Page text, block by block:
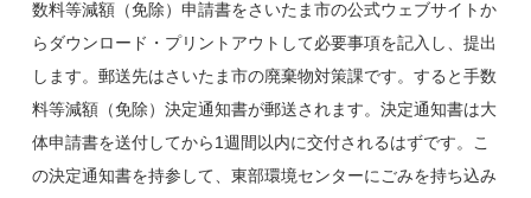
数料等減額（免除）申請書をさいたま市の公式ウェブサイトか
らダウンロード・プリントアウトして必要事項を記入し、提出
します。郵送先はさいたま市の廃棄物対策課です。すると手数
料等減額（免除）決定通知書が郵送されます。決定通知書は大
体申請書を送付してから1週間以内に交付されるはずです。こ
の決定通知書を持参して、東部環境センターにごみを持ち込み